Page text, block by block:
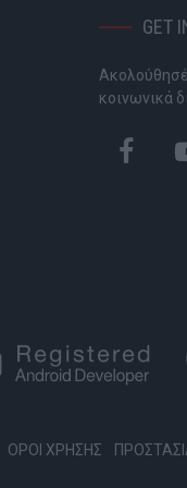
GET
κοινωνικά
ΟΡΟΙ ΧΡΗΣΗΣ